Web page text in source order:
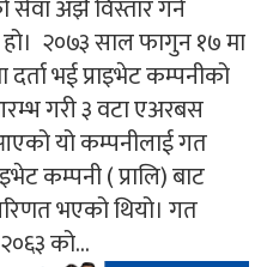
अझै विस्तार गर्न
२०७३ साल फागुन १७ मा
दर्ता भई प्राइभेट कम्पनीको
गरी ३ वटा एअरबस
यो कम्पनीलाई गत
कम्पनी ( प्रालि) बाट
भएको थियो। गत
को...